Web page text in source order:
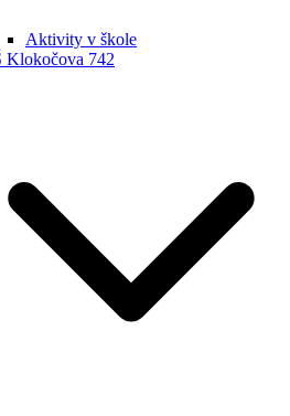
Aktivity v škole
Klokočova 742